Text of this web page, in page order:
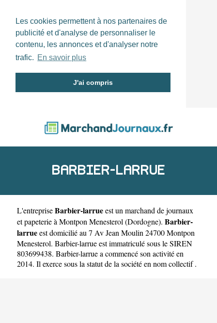
Les cookies permettent à nos partenaires de
publicité et d'analyse de personnaliser le
contenu, les annonces et d'analyser notre
trafic. En savoir plus
J'ai compris
BARBIER-LARRUE
L'entrepriseBarbier-larrueest un marchand de journaux
et papeterie à Montpon Menesterol (Dordogne). Barbier-
larrueest domicilié au 7 Av Jean Moulin 24700 Montpon
Menesterol. Barbier-larrue est immatriculé sous le SIREN
803699438. Barbier-larrue a commencé son activité en
2014. Il exerce sous la statut de la société en nom collectif .